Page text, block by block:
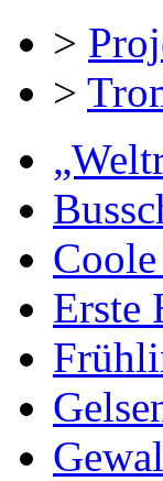
>
>
Erste